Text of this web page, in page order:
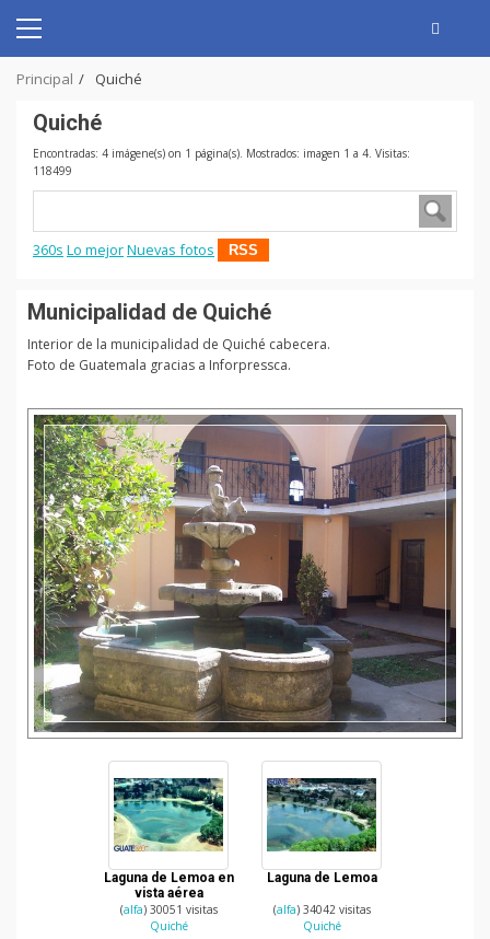
content
Primary
Principal Quiché
Quiché
Encontradas: 4 imágene(s) on 1 página(s). Mostrados: imagen 1 a 4. Visitas:
118499
360s Lo mejorNuevas fotos RSS
Municipalidad de Quiché
Interior de la municipalidad de Quiché cabecera.
Foto de Guatemala gracias a Inforpressca.
Laguna de Lemoa en
vista aérea
(alfa) 30051 visitas
Quiché
Laguna de Lemoa
(alfa) 34042 visitas
Quiché